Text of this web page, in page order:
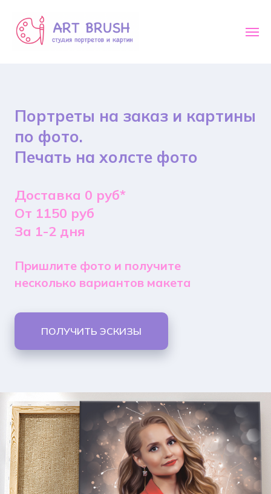
Портреты на заказ и картины
по фото.
Печать на холсте фото
Доставка 0 руб*
От 1150 руб
За 1-2 дня
Пришлите фото и получите
несколько вариантов макета
ПОЛУЧИТЬ ЭСКИЗЫ